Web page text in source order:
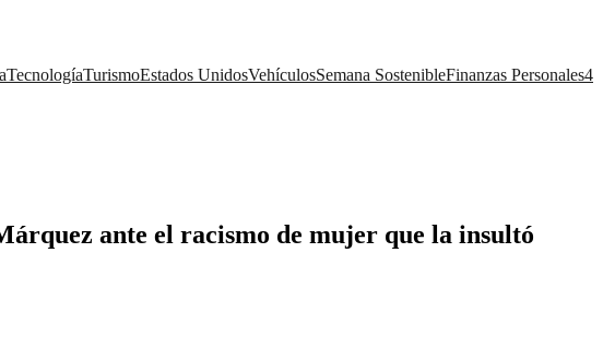
TecnologíaTurismoEstados UnidosVehículosSemana SostenibleFinanzas Personales4
ante el racismo de mujer que la insultó